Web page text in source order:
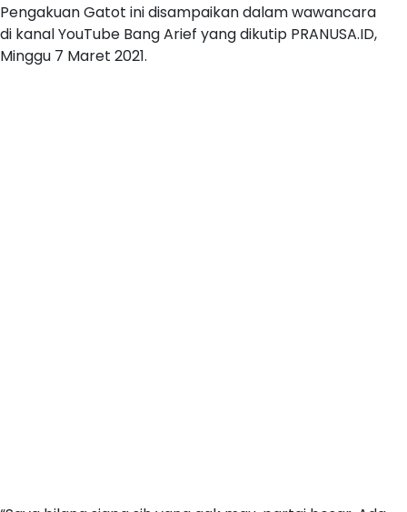
Pengakuan Gatot ini disampaikan dalam wawancara
di kanal YouTube Bang Arief yang dikutip PRANUSA.ID,
Minggu 7 Maret 2021.